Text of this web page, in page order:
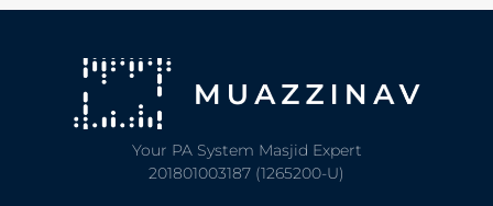
Your PA System Masjid Expert
201801003187 (1265200-U)